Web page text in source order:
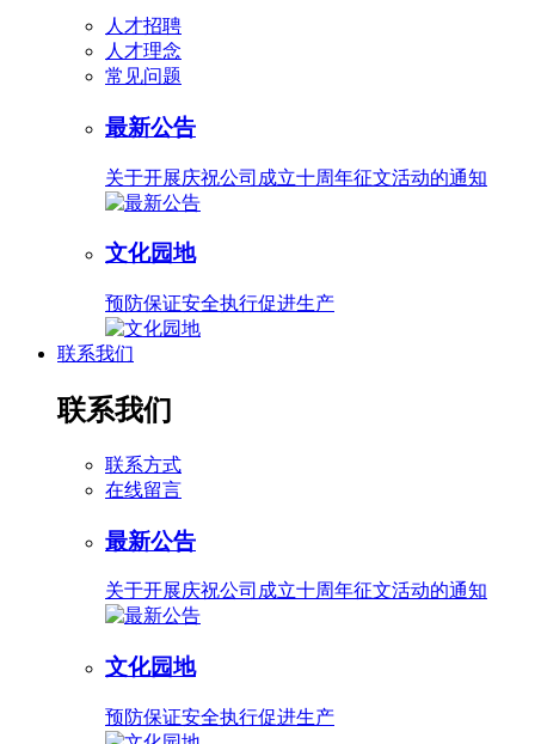
人才招聘
人才理念
常见问题
最新公告
关于开展庆祝公司成立十周年征文活动的通知
文化园地
预防保证安全执行促进生产
联系我们
联系我们
联系方式
在线留言
最新公告
关于开展庆祝公司成立十周年征文活动的通知
文化园地
预防保证安全执行促进生产